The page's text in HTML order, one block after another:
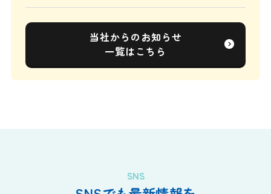
当社からのお知らせ
一覧はこちら
SNS